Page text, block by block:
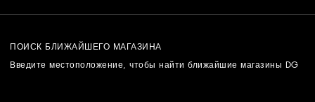
ПОИСК БЛИЖАЙШЕГО МАГАЗИНА
Введите местоположение, чтобы найти ближайшие магазины DG